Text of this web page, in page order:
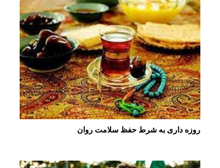
روزه داری به شرط حفظ سلامت روان